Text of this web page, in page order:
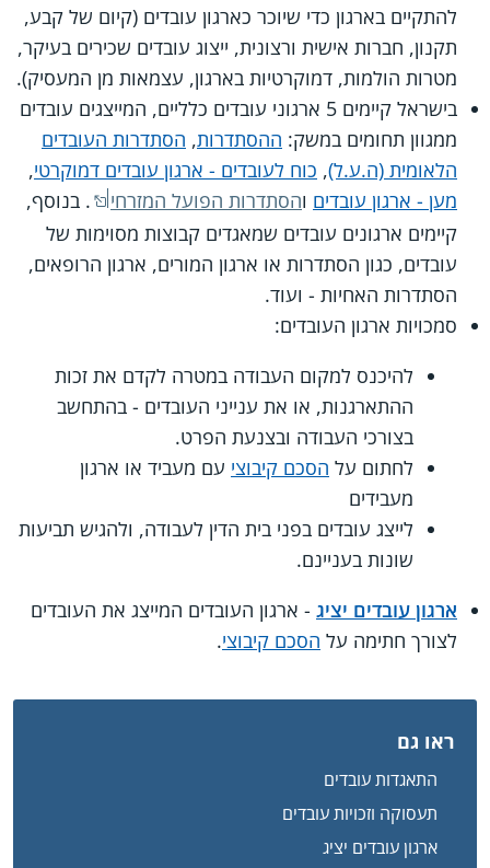
להתקיים בארגון כדי שיוכר כארגון עובדים (קיום של קבע,
תקנון, חברות אישית ורצונית, ייצוג עובדים שכירים בעיקר,
מטרות הולמות, דמוקרטיות בארגון, עצמאות מן המעסיק).
בישראל קיימים 5 ארגוני עובדים כלליים, המייצגים עובדים
ממגוון תחומים במשק: ההסתדרות, הסתדרות העובדים
הלאומית (ה.ע.ל), כוח לעובדים - ארגון עובדים דמוקרטי,
מען - ארגון עובדים והסתדרות הפועל המזרחי
. בנוסף,
קיימים ארגונים עובדים שמאגדים קבוצות מסוימות של
עובדים, כגון הסתדרות או ארגון המורים, ארגון הרופאים,
הסתדרות האחיות - ועוד.
סמכויות ארגון העובדים:
להיכנס למקום העבודה במטרה לקדם את זכות
ההתארגנות, או את ענייני העובדים - בהתחשב
בצורכי העבודה ובצנעת הפרט.
לחתום על הסכם קיבוצי עם מעביד או ארגון
מעבידים
לייצג עובדים בפני בית הדין לעבודה, ולהגיש תביעות
שונות בעניינם.
ארגון עובדים יציג - ארגון העובדים המייצג את העובדים
לצורך חתימה על הסכם קיבוצי.
ראו גם
התאגדות עובדים
תעסוקה וזכויות עובדים
ארגון עובדים יציג